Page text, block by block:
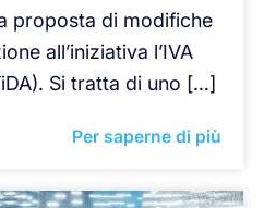
proposta di modifiche
all’iniziativa l’IVA
Si tratta di uno […]
Per saperne di più